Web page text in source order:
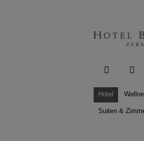
Hotel
Suiten &